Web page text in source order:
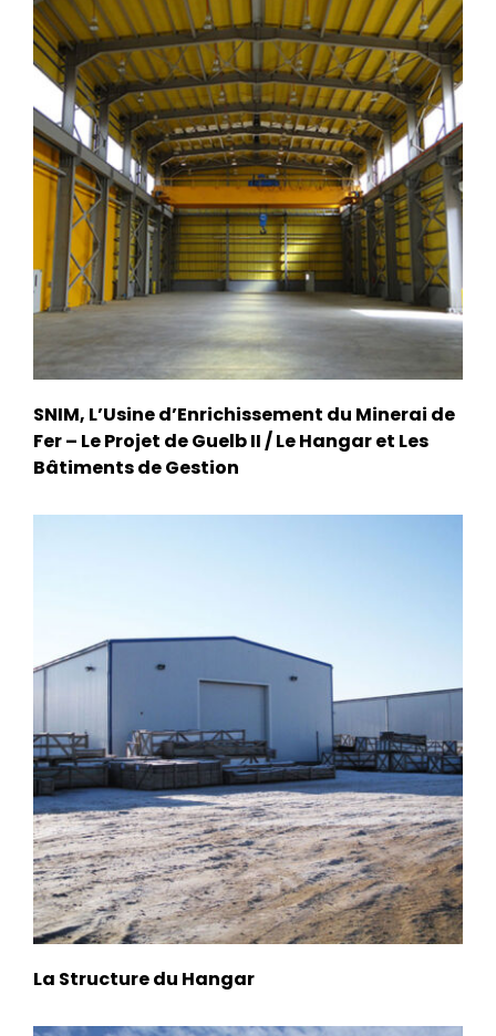
SNIM, L’Usine d’Enrichissement du Minerai de
Fer – Le Projet de Guelb II / Le Hangar et Les
Bâtiments de Gestion
La Structure du Hangar